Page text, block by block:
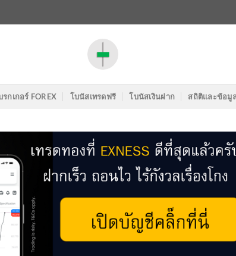
รกเกอร์ FOREX โบนัสเทรดฟรี โบนัสเงินฝาก สถิติและข้อมู